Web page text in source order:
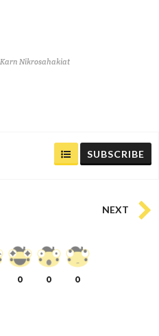
Karn Nikrosahakiat
SUBSCRIBE
NEXT
0 0 0